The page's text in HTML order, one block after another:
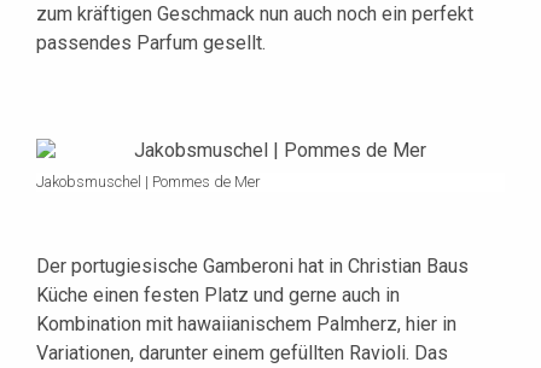
zum kräftigen Geschmack nun auch noch ein perfekt
passendes Parfum gesellt.
Jakobsmuschel | Pommes de Mer
Der portugiesische Gamberoni hat in Christian Baus
Küche einen festen Platz und gerne auch in
Kombination mit hawaiianischem Palmherz, hier in
Variationen, darunter einem gefüllten Ravioli. Das